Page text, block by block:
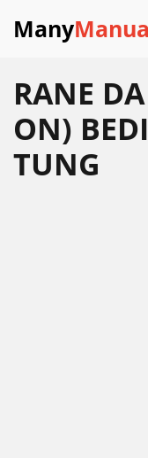
Many
RANE
ON)
TUNG